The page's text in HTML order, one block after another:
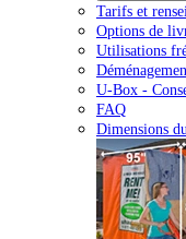
Tarifs et
Options de
Utilisations
U-Box -
FAQ
Dimensions